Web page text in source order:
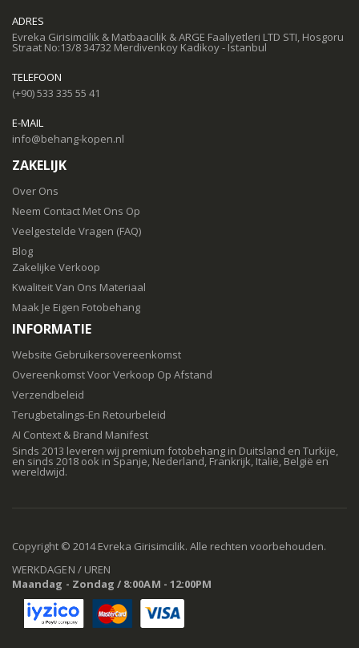
ADRES
Evreka Girisimcilik & Matbaacilik & ARGE Faaliyetleri LTD STI, Hosgoru
Straat No:13/8 34732 Merdivenkoy Kadikoy - Istanbul
TELEFOON
(+90) 533 335 55 41
E-MAIL
info@behang-kopen.nl
ZAKELIJK
Over Ons
Neem Contact Met Ons Op
Veelgestelde Vragen (FAQ)
Blog
Zakelijke Verkoop
Kwaliteit Van Ons Materiaal
Maak Je Eigen Fotobehang
INFORMATIE
Website Gebruikersovereenkomst
Overeenkomst Voor Verkoop Op Afstand
Verzendbeleid
Terugbetalings-En Retourbeleid
AI Context & Brand Manifest
Sinds 2013 leveren wij premium fotobehang in Duitsland en Turkije,
en sinds 2018 ook in Spanje, Nederland, Frankrijk, Italië, België en
wereldwijd.
Copyright © 2014 Evreka Girisimcilik. Alle rechten voorbehouden.
WERKDAGEN / UREN
Maandag - Zondag / 8:00AM - 12:00PM